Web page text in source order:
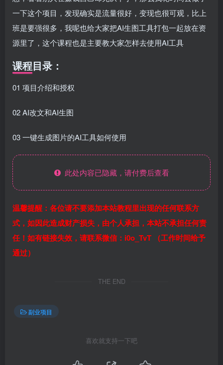
一下这个项目，发现确实是流量很好，变现也很可观，比上
班是要强很多，我呢也给大家把AI生图工具打包一起放在资
源里了，这个课程也是主要教大家怎样去使用AI工具
课程目录：
01 项目介绍和授权
02 AI改文和AI生图
03 一键生成图片的AI工具如何使用
此处内容已隐藏，请付费后查看
温馨提醒：各位请不要添加本站教程里出现的任何联系方
式，如因此造成财产损失，由个人承担，本站不承担任何责
任！如有链接失效，请联系微信：i0o_TvT （工作时间给予
通过）
THE END
副业项目
喜欢就支持一下吧